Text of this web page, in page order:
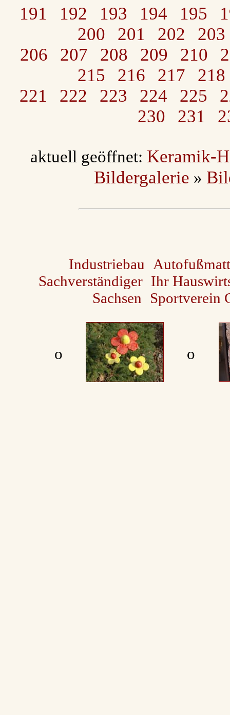
191
192 193 194 195
200
201 202
203
206
207 208 209 210
215
216 217
218
221
222 223 224 225
230
231
aktuell geöffnet: Keramik-
Bildergalerie »
Industriebau
Sachverständiger Ihr
Sachsen
Sportverein
ο ο